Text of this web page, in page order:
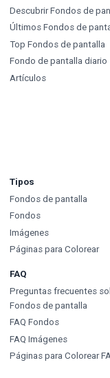
Descubrir Fondos de
Últimos Fondos de
Top Fondos de pantalla
Fondo de pantalla diario
Artículos
Tipos
Fondos de pantalla
Fondos
Imágenes
Páginas para Colorear
FAQ
Preguntas frecuentes
Fondos de pantalla
FAQ Fondos
FAQ Imágenes
Páginas para Colorear